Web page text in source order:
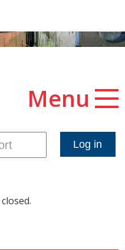
Menu